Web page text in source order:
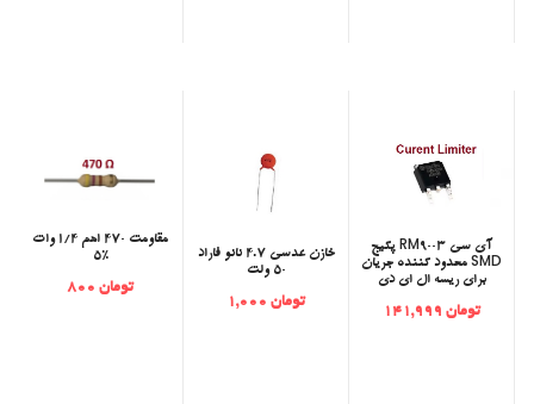
مقاومت 470 اهم 1/4 وات
5%
تومان 800
خازن عدسی 4.7 نانو فاراد
50 ولت
تومان 1,000
‫آی سی RM9003 پکیج
SMD محدود کننده جریان
برای ریسه ال ای دی
تومان 141,999